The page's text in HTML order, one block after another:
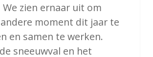
zien ernaar uit om
moment dit jaar te
en samen te werken.
sneeuwval en het